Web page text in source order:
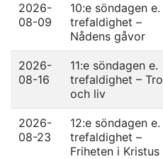
2026-
08-09
10:e söndagen e.
trefaldighet –
Nådens gåvor
2026-
08-16
11:e söndagen e.
trefaldighet – Tro
och liv
2026-
08-23
12:e söndagen e.
trefaldighet –
Friheten i Kristus